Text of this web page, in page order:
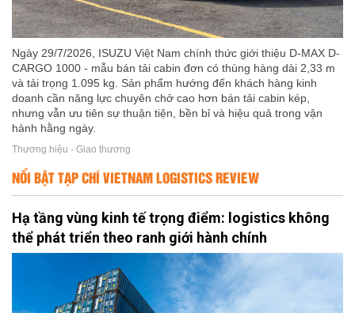
Ngày 29/7/2026, ISUZU Việt Nam chính thức giới thiệu D-MAX D-
CARGO 1000 - mẫu bán tải cabin đơn có thùng hàng dài 2,33 m
và tải trọng 1.095 kg. Sản phẩm hướng đến khách hàng kinh
doanh cần năng lực chuyên chở cao hơn bán tải cabin kép,
nhưng vẫn ưu tiên sự thuận tiện, bền bỉ và hiệu quả trong vận
hành hằng ngày.
Thương hiệu - Giao thương
NỔI BẬT TẠP CHÍ VIETNAM LOGISTICS REVIEW
Hạ tầng vùng kinh tế trọng điểm: logistics không
thể phát triển theo ranh giới hành chính